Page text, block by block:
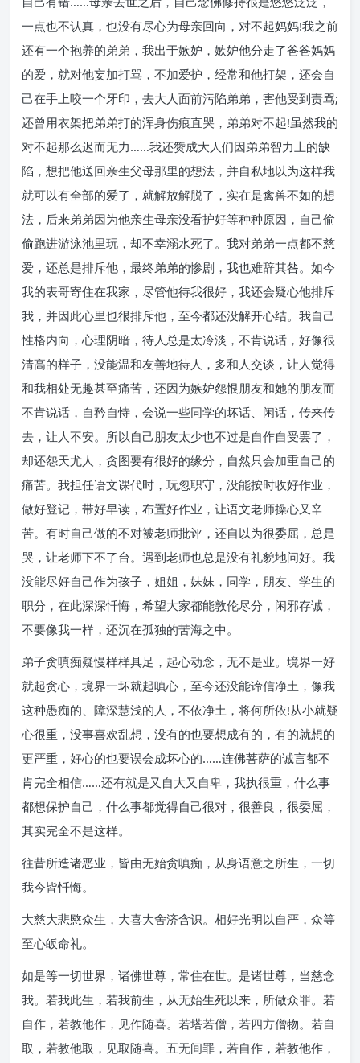
一点也不认真，也没有尽心为母亲回向，对不起妈妈!我之前
还有一个抱养的弟弟，我出于嫉妒，嫉妒他分走了爸爸妈妈
的爱，就对他妄加打骂，不加爱护，经常和他打架，还会自
己在手上咬一个牙印，去大人面前污陷弟弟，害他受到责骂;
还曾用衣架把弟弟打的浑身伤痕直哭，弟弟对不起!虽然我的
对不起那么迟而无力……我还赞成大人们因弟弟智力上的缺
陷，想把他送回亲生父母那里的想法，并自私地以为这样我
就可以有全部的爱了，就解放解脱了，实在是禽兽不如的想
法，后来弟弟因为他亲生母亲没看护好等种种原因，自己偷
偷跑进游泳池里玩，却不幸溺水死了。我对弟弟一点都不慈
爱，还总是排斥他，最终弟弟的惨剧，我也难辞其咎。如今
我的表哥寄住在我家，尽管他待我很好，我还会疑心他排斥
我，并因此心里也很排斥他，至今都还没解开心结。我自己
性格内向，心理阴暗，待人总是太冷淡，不肯说话，好像很
清高的样子，没能温和友善地待人，多和人交谈，让人觉得
和我相处无趣甚至痛苦，还因为嫉妒怨恨朋友和她的朋友而
不肯说话，自矜自恃，会说一些同学的坏话、闲话，传来传
去，让人不安。所以自己朋友太少也不过是自作自受罢了，
却还怨天尤人，贪图要有很好的缘分，自然只会加重自己的
痛苦。我担任语文课代时，玩忽职守，没能按时收好作业，
做好登记，带好早读，布置好作业，让语文老师操心又辛
苦。有时自己做的不对被老师批评，还自以为很委屈，总是
哭，让老师下不了台。遇到老师也总是没有礼貌地问好。我
没能尽好自己作为孩子，姐姐，妹妹，同学，朋友、学生的
职分，在此深深忏悔，希望大家都能敦伦尽分，闲邪存诚，
不要像我一样，还沉在孤独的苦海之中。
弟子贪嗔痴疑慢样样具足，起心动念，无不是业。境界一好
就起贪心，境界一坏就起嗔心，至今还没能谛信净土，像我
这种愚痴的、障深慧浅的人，不依净土，将何所依!从小就疑
心很重，没事喜欢乱想，没有的也要想成有的，有的就想的
更严重，好心的也要误会成坏心的……连佛菩萨的诚言都不
肯完全相信……还有就是又自大又自卑，我执很重，什么事
都想保护自己，什么事都觉得自己很对，很善良，很委屈，
其实完全不是这样。
往昔所造诸恶业，皆由无始贪嗔痴，从身语意之所生，一切
我今皆忏悔。
大慈大悲愍众生，大喜大舍济含识。相好光明以自严，众等
至心皈命礼。
如是等一切世界，诸佛世尊，常住在世。是诸世尊，当慈念
我。若我此生，若我前生，从无始生死以来，所做众罪。若
自作，若教他作，见作随喜。若塔若僧，若四方僧物。若自
取，若教他取，见取随喜。五无间罪，若自作，若教他作，